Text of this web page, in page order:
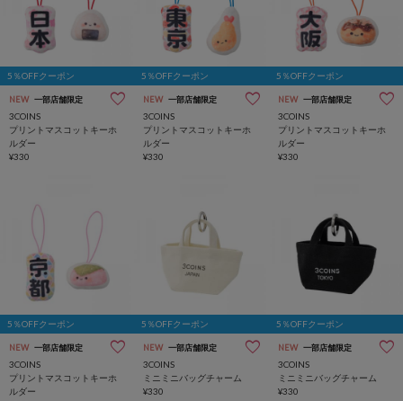
5％OFFクーポン
NEW 一部店舗限定
3COINS
プリントマスコットキーホ
ルダー
¥330
5％OFFクーポン
NEW 一部店舗限定
3COINS
プリントマスコットキーホ
ルダー
¥330
5％OFFクーポン
NEW 一部店舗限定
3COINS
プリントマスコットキーホ
ルダー
¥330
5％OFFクーポン
NEW 一部店舗限定
3COINS
プリントマスコットキーホ
ルダー
5％OFFクーポン
NEW 一部店舗限定
3COINS
ミニミニバッグチャーム
¥330
5％OFFクーポン
NEW 一部店舗限定
3COINS
ミニミニバッグチャーム
¥330